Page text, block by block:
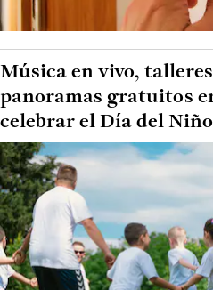
Música en vivo,
panoramas gratuitos
celebrar el Día del Niño